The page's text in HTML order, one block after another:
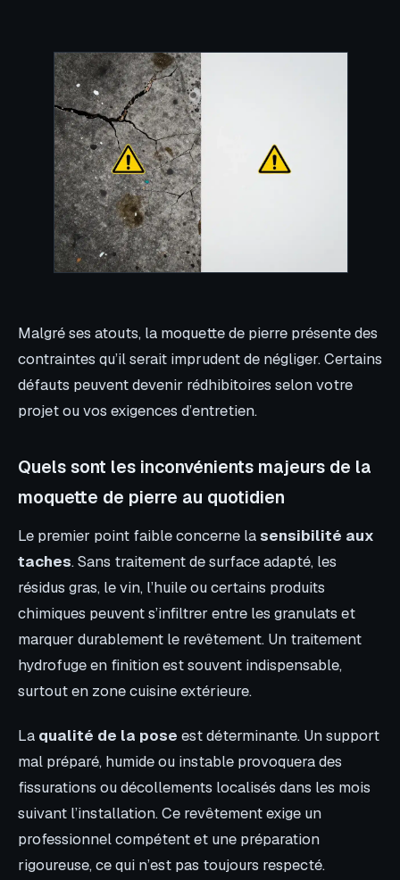
Malgré ses atouts, la moquette de pierre présente des
contraintes qu’il serait imprudent de négliger. Certains
défauts peuvent devenir rédhibitoires selon votre
projet ou vos exigences d’entretien.
Quels sont les inconvénients majeurs de la
moquette de pierre au quotidien
Le premier point faible concerne lasensibilité aux
taches. Sans traitement de surface adapté, les
résidus gras, le vin, l’huile ou certains produits
chimiques peuvent s’infiltrer entre les granulats et
marquer durablement le revêtement. Un traitement
hydrofuge en finition est souvent indispensable,
surtout en zone cuisine extérieure.
La qualité de la pose est déterminante. Un support
mal préparé, humide ou instable provoquera des
fissurations ou décollements localisés dans les mois
suivant l’installation. Ce revêtement exige un
professionnel compétent et une préparation
rigoureuse, ce qui n’est pas toujours respecté.